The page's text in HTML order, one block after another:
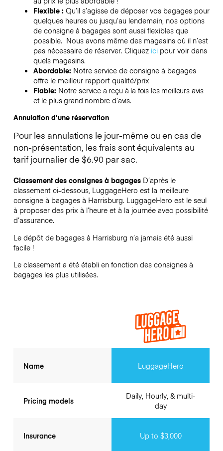
Flexible : Qu’il s’agisse de déposer vos bagages pour
quelques heures ou jusqu’au lendemain, nos options
de consigne à bagages sont aussi flexibles que
possible. Nous avons même des magasins où il n’est
pas nécessaire de réserver. Cliquez icipour voir dans
quels magasins.
Abordable: Notre service de consigne à bagages
offre le meilleur rapport qualité/prix
Fiable: Notre service a reçu à la fois les meilleurs avis
et le plus grand nombre d’avis.
Annulation d’une réservation
Pour les annulations le jour-même ou en cas de
non-présentation, les frais sont équivalents au
tarif journalier de $6.90 par sac.
Classement des consignes à bagages D’après le
classement ci-dessous, LuggageHero est la meilleure
consigne à bagages à Harrisburg. LuggageHero est le seul
à proposer des prix à l’heure et à la journée avec possibilité
d’assurance.
Le dépôt de bagages à Harrisburg n’a jamais été aussi
facile !
Le classement a été établi en fonction des consignes à
bagages les plus utilisées.
Name
Pricing models
Insurance
LuggageHero
Daily, Hourly, & multi-
day
Up to $3,000